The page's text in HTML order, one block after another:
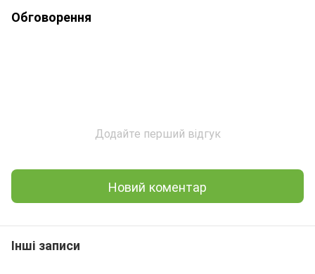
Обговорення
Додайте перший відгук
Новий коментар
Інші записи